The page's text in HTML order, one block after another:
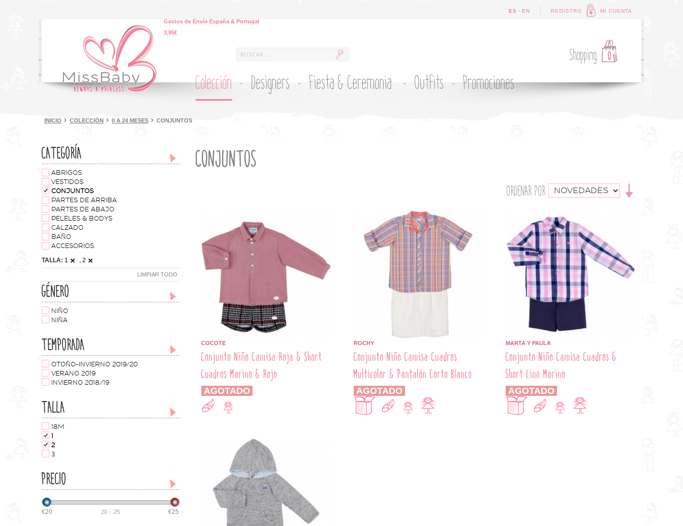
Gastos de Envío España & Portugal
3,95€
REGISTRO MI CUENTA
ES - EN
Shopping: 0
Colección Designers Fiesta & Ceremonia Outfits Promociones
INICIO COLECCIÓN 0 A 24 MESES CONJUNTOS
CATEGORÍA
ABRIGOS
VESTIDOS
CONJUNTOS
PARTES DE ARRIBA
PARTES DE ABAJO
PELELES & BODYS
CALZADO
BAÑO
ACCESORIOS
TALLA: 1 , 2
LIMPIAR TODO
GÉNERO
NIÑO
NIÑA
TEMPORADA
OTOÑO-INVIERNO 2019/20
VERANO 2019
INVIERNO 2018/19
TALLA
18M
1
2
3
PRECIO
€20 €25
20- 25
CONJUNTOS
ORDENAR POR
COCOTE
Conjunto Niño Camisa Roja & Short
Cuadros Marino & Rojo
AGOTADO
ROCHY
Conjunto Niño Camisa Cuadros
Multicolor & Pantalón Corto Blanco
AGOTADO
MARTA Y PAULA
Conjunto Niño Camisa Cuadros &
Short Lino Marino
AGOTADO